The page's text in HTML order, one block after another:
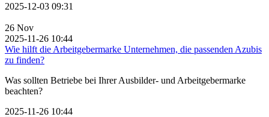
2025-12-03 09:31
26 Nov
2025-11-26 10:44
Wie hilft die Arbeitgebermarke Unternehmen, die passenden Azubis
zu finden?
Was sollten Betriebe bei Ihrer Ausbilder- und Arbeitgebermarke
beachten?
2025-11-26 10:44